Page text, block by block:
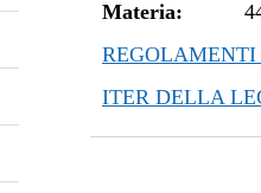
Materia:
ITER DELLA